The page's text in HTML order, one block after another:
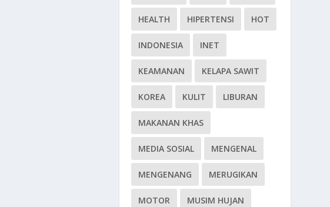
HEALTH HIPERTENSI HOT
INDONESIA INET
KEAMANAN KELAPA SAWIT
KOREA KULIT LIBURAN
MAKANAN KHAS
MEDIA SOSIAL MENGENAL
MENGENANG MERUGIKAN
MOTOR MUSIM HUJAN